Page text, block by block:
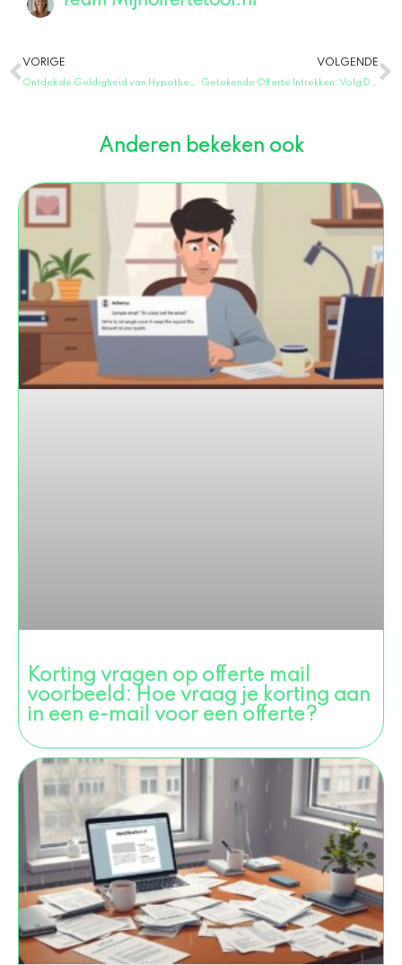
Vorige
VORIGE VOLGENDE
Anderen bekeken ook
Korting vragen op offerte mail
voorbeeld: Hoe vraag je korting aan
in een e-mail voor een offerte?